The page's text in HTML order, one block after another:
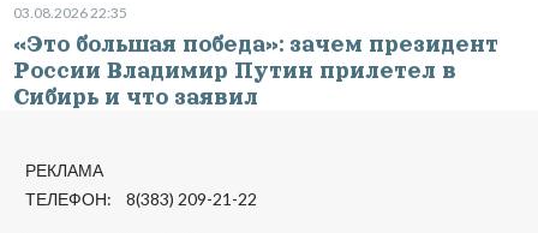
03.08.2026 22:35
«Это большая победа»: зачем президент
России Владимир Путин прилетел в
Сибирь и что заявил
РЕКЛАМА
ТЕЛЕФОН: 8(383) 209-21-22